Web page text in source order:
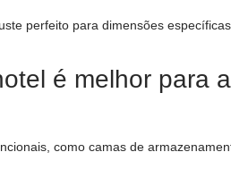
perfeito para dimensões
é melhor para
como camas de